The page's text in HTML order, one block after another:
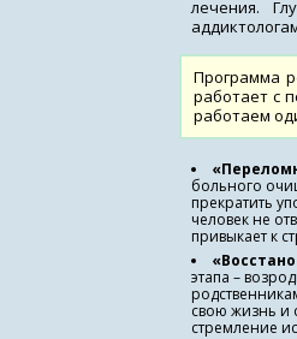
лечения.
Программа
работает с
работаем
больного
прекратить
человек не
привыкает к
этапа –
свою жизнь и
стремление